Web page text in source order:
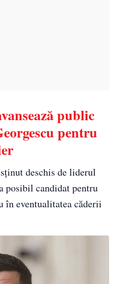
public
pentru
deschis de liderul
posibil candidat pentru
eventualitatea căderii